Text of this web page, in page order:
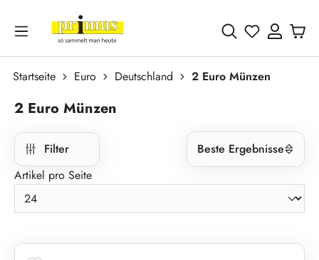
Zum Hauptinhalt springen
Du hast 0
Startseite Euro Deutschland 2 Euro Münzen
2 Euro Münzen
Filter
Beste Ergebnisse
Artikel pro Seite